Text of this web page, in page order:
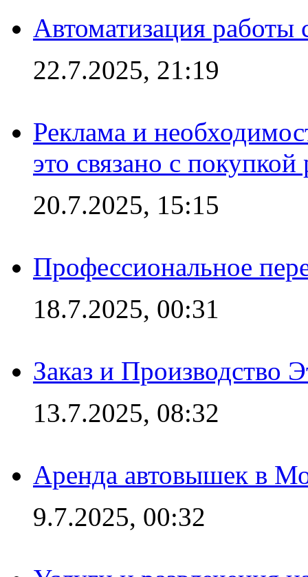
Автоматизация работы
22.7.2025, 21:19
Реклама и
это связано с покупкой
20.7.2025, 15:15
Профессиональное
18.7.2025, 00:31
Заказ и Производство
13.7.2025, 08:32
Аренда автовышек в
9.7.2025, 00:32